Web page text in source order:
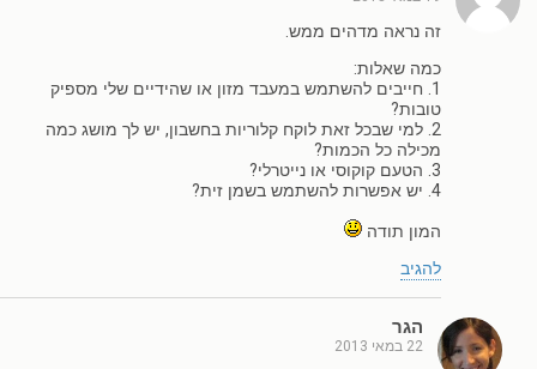
זה נראה מדהים ממש.
כמה שאלות:
1. חייבים להשתמש במעבד מזון או שהידיים שלי מספיק
טובות?
2. למי שבכל זאת לוקח קלוריות בחשבון, יש לך מושג כמה
מכילה כל הכמות?
3. הטעם קוקוסי או נייטרלי?
4. יש אפשרות להשתמש בשמן זית?
המון תודה
להגיב
הגר
22 במאי 2013